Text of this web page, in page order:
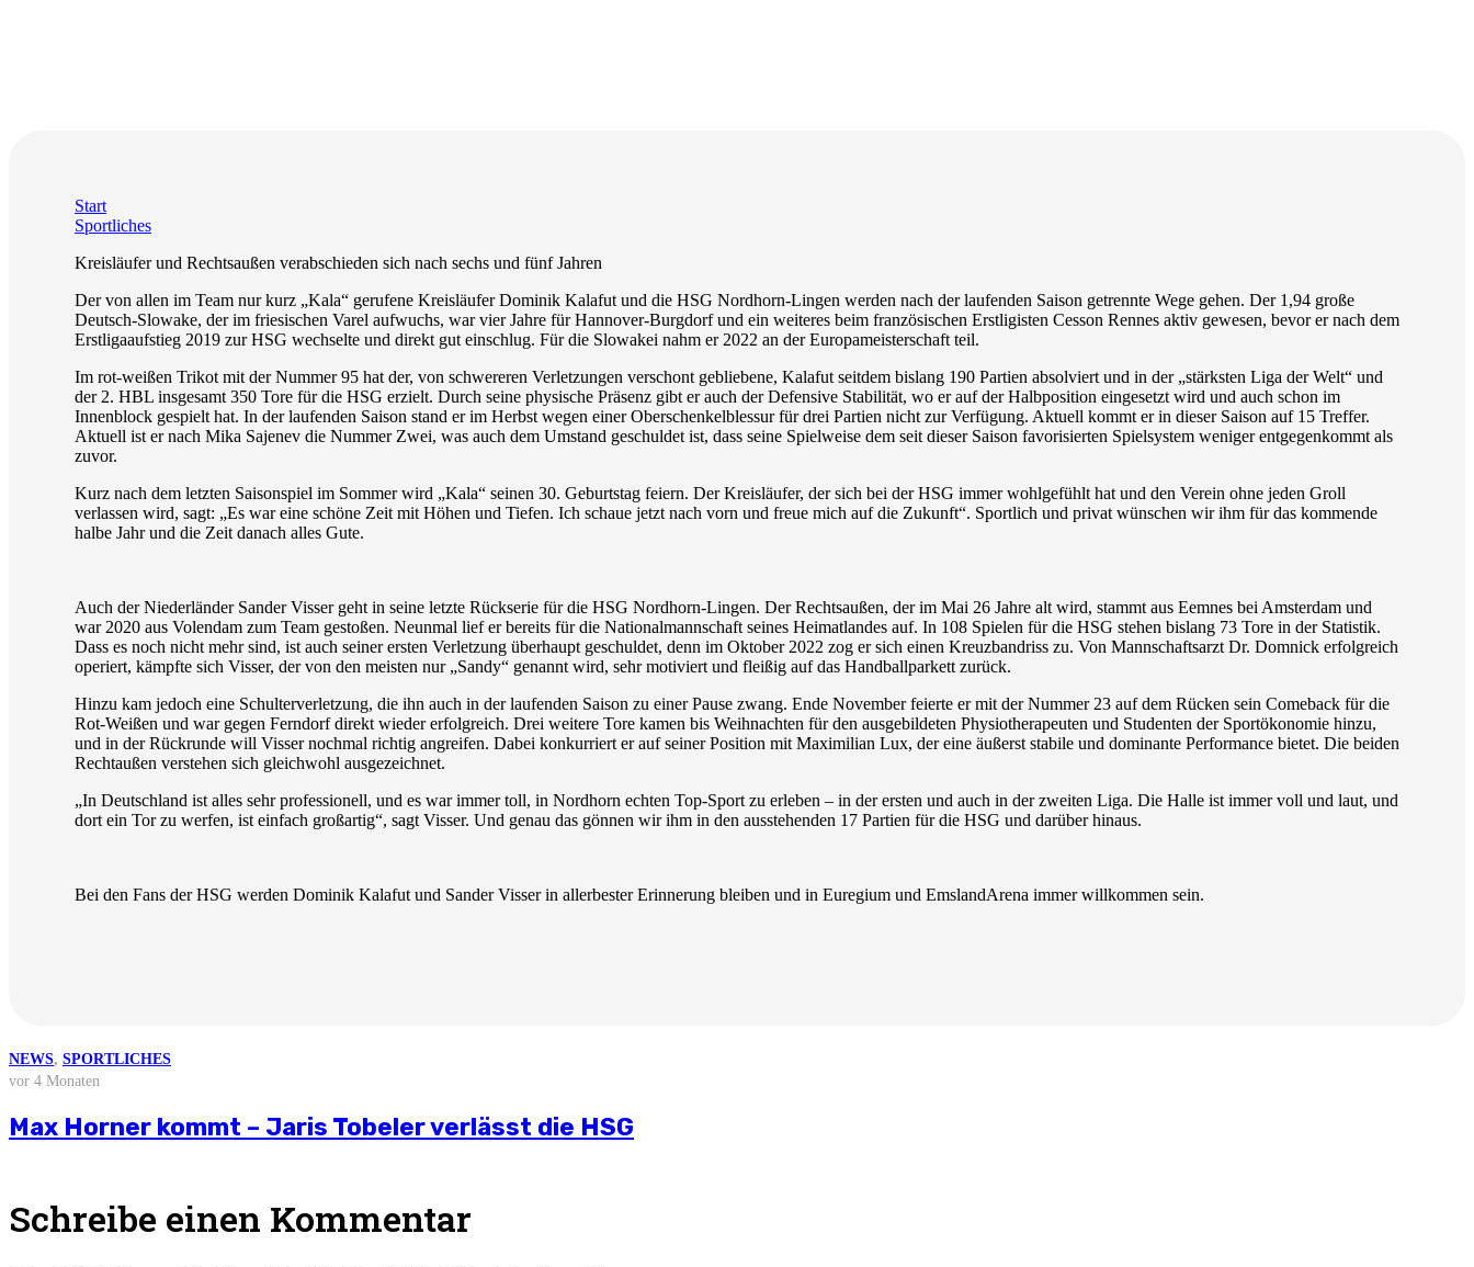
Start
Sportliches
Kreisläufer und Rechtsaußen verabschieden sich nach sechs und fünf Jahren
Der von allen im Team nur kurz „Kala“ gerufene Kreisläufer Dominik Kalafut und die HSG Nordhorn-Lingen werden nach der laufenden Saison getrennte Wege gehen. Der 1,94 große
Deutsch-Slowake, der im friesischen Varel aufwuchs, war vier Jahre für Hannover-Burgdorf und ein weiteres beim französischen Erstligisten Cesson Rennes aktiv gewesen, bevor er nach dem
Erstligaaufstieg 2019 zur HSG wechselte und direkt gut einschlug. Für die Slowakei nahm er 2022 an der Europameisterschaft teil.
Im rot-weißen Trikot mit der Nummer 95 hat der, von schwereren Verletzungen verschont gebliebene, Kalafut seitdem bislang 190 Partien absolviert und in der „stärksten Liga der Welt“ und
der 2. HBL insgesamt 350 Tore für die HSG erzielt. Durch seine physische Präsenz gibt er auch der Defensive Stabilität, wo er auf der Halbposition eingesetzt wird und auch schon im
Innenblock gespielt hat. In der laufenden Saison stand er im Herbst wegen einer Oberschenkelblessur für drei Partien nicht zur Verfügung. Aktuell kommt er in dieser Saison auf 15 Treffer.
Aktuell ist er nach Mika Sajenev die Nummer Zwei, was auch dem Umstand geschuldet ist, dass seine Spielweise dem seit dieser Saison favorisierten Spielsystem weniger entgegenkommt als
zuvor.
Kurz nach dem letzten Saisonspiel im Sommer wird „Kala“ seinen 30. Geburtstag feiern. Der Kreisläufer, der sich bei der HSG immer wohlgefühlt hat und den Verein ohne jeden Groll
verlassen wird, sagt: „Es war eine schöne Zeit mit Höhen und Tiefen. Ich schaue jetzt nach vorn und freue mich auf die Zukunft“. Sportlich und privat wünschen wir ihm für das kommende
halbe Jahr und die Zeit danach alles Gute.
Auch der Niederländer Sander Visser geht in seine letzte Rückserie für die HSG Nordhorn-Lingen. Der Rechtsaußen, der im Mai 26 Jahre alt wird, stammt aus Eemnes bei Amsterdam und
war 2020 aus Volendam zum Team gestoßen. Neunmal lief er bereits für die Nationalmannschaft seines Heimatlandes auf. In 108 Spielen für die HSG stehen bislang 73 Tore in der Statistik.
Dass es noch nicht mehr sind, ist auch seiner ersten Verletzung überhaupt geschuldet, denn im Oktober 2022 zog er sich einen Kreuzbandriss zu. Von Mannschaftsarzt Dr. Domnick erfolgreich
operiert, kämpfte sich Visser, der von den meisten nur „Sandy“ genannt wird, sehr motiviert und fleißig auf das Handballparkett zurück.
Hinzu kam jedoch eine Schulterverletzung, die ihn auch in der laufenden Saison zu einer Pause zwang. Ende November feierte er mit der Nummer 23 auf dem Rücken sein Comeback für die
Rot-Weißen und war gegen Ferndorf direkt wieder erfolgreich. Drei weitere Tore kamen bis Weihnachten für den ausgebildeten Physiotherapeuten und Studenten der Sportökonomie hinzu,
und in der Rückrunde will Visser nochmal richtig angreifen. Dabei konkurriert er auf seiner Position mit Maximilian Lux, der eine äußerst stabile und dominante Performance bietet. Die beiden
Rechtaußen verstehen sich gleichwohl ausgezeichnet.
„In Deutschland ist alles sehr professionell, und es war immer toll, in Nordhorn echten Top-Sport zu erleben – in der ersten und auch in der zweiten Liga. Die Halle ist immer voll und laut, und
dort ein Tor zu werfen, ist einfach großartig“, sagt Visser. Und genau das gönnen wir ihm in den ausstehenden 17 Partien für die HSG und darüber hinaus.
Bei den Fans der HSG werden Dominik Kalafut und Sander Visser in allerbester Erinnerung bleiben und in Euregium und EmslandArena immer willkommen sein.
Weitere News
NEWS
vor 3 Wochen
Stellungnahme zur aktuellen wirtschaftlichen Situation
NEWS
vor 4 Wochen
Saisonvorbereitung 2026/27
NEWS
vor 2 Monaten
Björn Zintel geht – Emiel Hoogland kommt
NEWS
vor 3 Monaten
Mathis Berger übernimmt Social Media und Öffentlichkeitsarbeit
NEWS, SPORTLICHES
vor 4 Monaten
Max Horner kommt – Jaris Tobeler verlässt die HSG
Schreibe einen Kommentar